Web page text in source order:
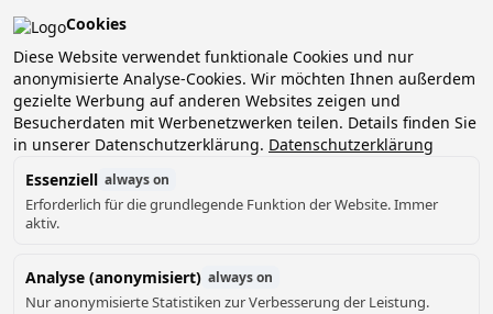
Cookies
Diese Website verwendet funktionale Cookies und nur
anonymisierte Analyse-Cookies. Wir möchten Ihnen außerdem
gezielte Werbung auf anderen Websites zeigen und
Besucherdaten mit Werbenetzwerken teilen. Details finden Sie
in unserer Datenschutzerklärung. Datenschutzerklärung
Essenziell always on
Erforderlich für die grundlegende Funktion der Website. Immer
aktiv.
Analyse (anonymisiert) always on
Nur anonymisierte Statistiken zur Verbesserung der Leistung.